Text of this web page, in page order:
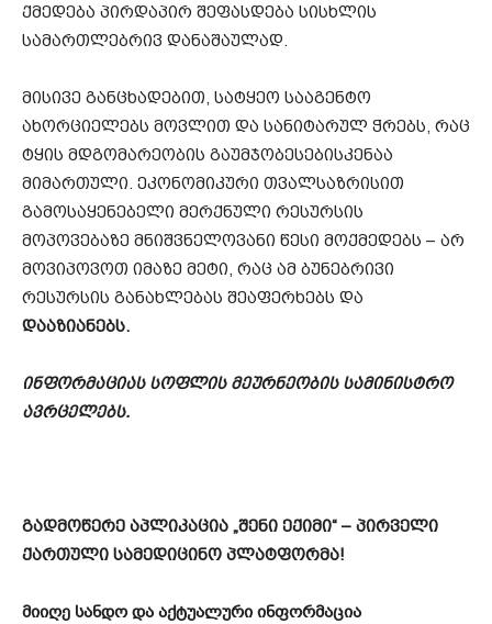
ქმედება პირდაპირ შეფასდება სისხლის
სამართლებრივ დანაშაულად.
მისივე განცხადებით, სატყეო სააგენტო
ახორციელებს მოვლით და სანიტარულ ჭრებს, რაც
ტყის მდგომარეობის გაუმჯობესებისკენაა
მიმართული. ეკონომიკური თვალსაზრისით
გამოსაყენებელი მერქნული რესურსის
მოპოვებაზე მნიშვნელოვანი წესი მოქმედებს – არ
მოვიპოვოთ იმაზე მეტი, რაც ამ ბუნებრივი
რესურსის განახლებას შეაფერხებს და
დააზიანებს.
ინფორმაციას სოფლის მეურნეობის სამინისტრო
ავრცელებს.
გადმოწერე აპლიკაცია „შენი ექიმი“ – პირველი
ქართული სამედიცინო პლატფორმა!
მიიღე სანდო და აქტუალური ინფორმაცია